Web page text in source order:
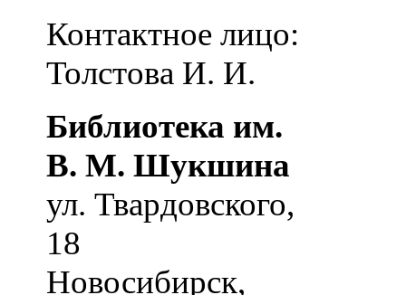
Контактное лицо:
Толстова И. И.
Библиотека им.
В. М. Шукшина
ул. Твардовского,
18
Новосибирск,